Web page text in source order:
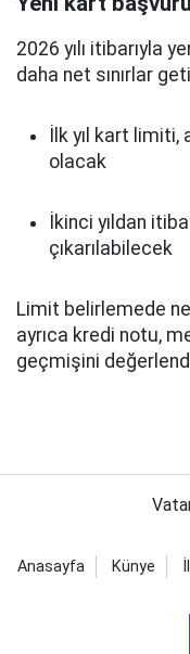
2026 yılı itibarıyla
daha net sınırlar
İlk yıl kart limiti,
olacak
İkinci yıldan
çıkarılabilecek
Limit belirlemede
ayrıca kredi notu,
geçmişini
Anasayfa Künye